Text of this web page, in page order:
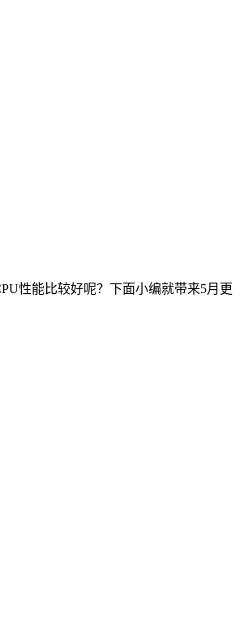
性能比较好呢？下面小编就带来5月更